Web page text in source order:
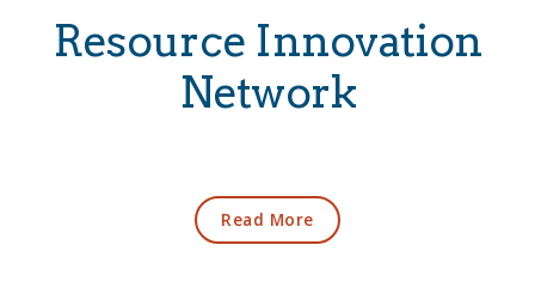
Resource Innovation
Network
Read More